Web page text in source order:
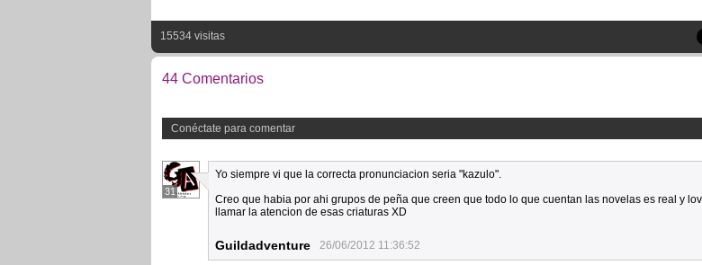
15534 visitas
44 Comentarios
Conéctate para comentar
31
Yo siempre vi que la correcta pronunciacion seria "kazulo".
Creo que habia por ahi grupos de peña que creen que todo lo que cuentan las novelas es real y
llamar la atencion de esas criaturas XD
Guildadventure 26/06/2012 11:36:52